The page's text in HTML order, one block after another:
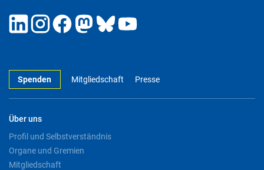
Spenden Mitgliedschaft Presse
Über uns
Profil und Selbstverständnis
Organe und Gremien
Mitgliedschaft